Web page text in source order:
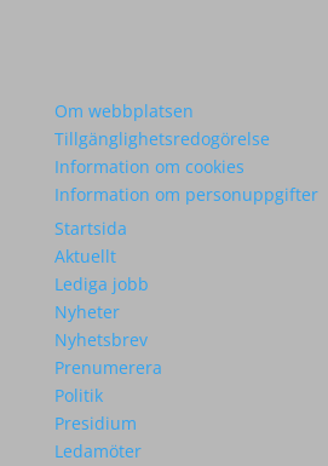
Om webbplatsen
Tillgänglighetsredogörelse
Information om cookies
Information om personuppgifter
Startsida
Aktuellt
Lediga jobb
Nyheter
Nyhetsbrev
Prenumerera
Politik
Presidium
Ledamöter